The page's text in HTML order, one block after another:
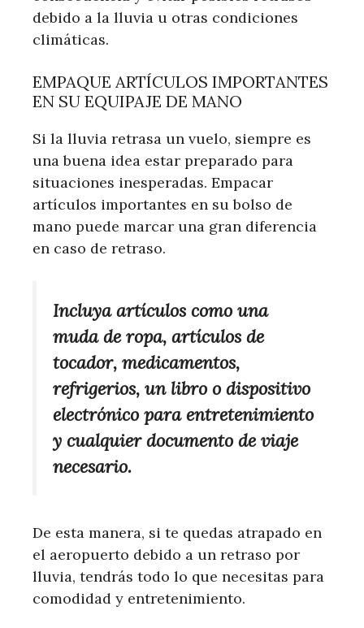
debido a la lluvia u otras condiciones
climáticas.
EMPAQUE ARTÍCULOS IMPORTANTES
EN SU EQUIPAJE DE MANO
Si la lluvia retrasa un vuelo, siempre es
una buena idea estar preparado para
situaciones inesperadas. Empacar
artículos importantes en su bolso de
mano puede marcar una gran diferencia
en caso de retraso.
Incluya artículos como una
muda de ropa, artículos de
tocador, medicamentos,
refrigerios, un libro o dispositivo
electrónico para entretenimiento
y cualquier documento de viaje
necesario.
De esta manera, si te quedas atrapado en
el aeropuerto debido a un retraso por
lluvia, tendrás todo lo que necesitas para
comodidad y entretenimiento.